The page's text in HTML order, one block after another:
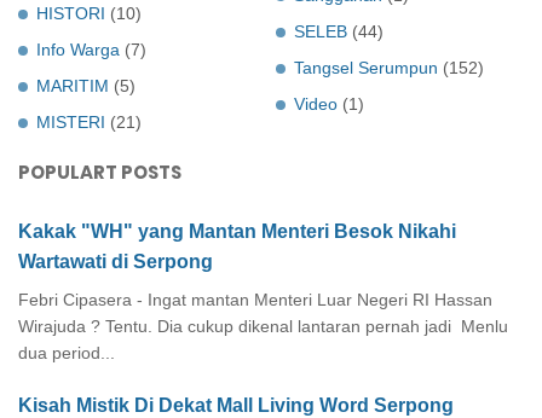
HISTORI (10)
Info Warga (7)
MARITIM (5)
MISTERI (21)
SELEB (44)
Tangsel Serumpun (152)
Video (1)
POPULART POSTS
Kakak "WH" yang Mantan Menteri Besok Nikahi
Wartawati di Serpong
Febri Cipasera - Ingat mantan Menteri Luar Negeri RI Hassan
Wirajuda ? Tentu. Dia cukup dikenal lantaran pernah jadi Menlu
dua period...
Kisah Mistik Di Dekat Mall Living Word Serpong